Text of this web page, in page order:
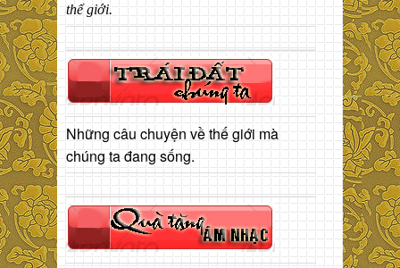
thế giới.
Những câu chuyện về thế giới mà
chúng ta đang sống.